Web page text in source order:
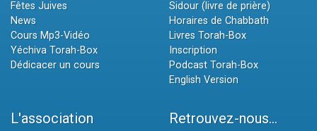
Fêtes Juives
News
Cours Mp3-Vidéo
Yéchiva Torah-Box
Dédicacer un cours
Sidour (livre de prière)
Horaires de Chabbath
Livres Torah-Box
Inscription
Podcast Torah-Box
English Version
L'association Retrouvez-nous...